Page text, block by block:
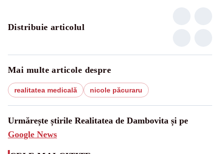
Distribuie articolul
Mai multe articole despre
realitatea medicală nicole păcuraru
Urmărește știrile Realitatea de Dambovita și pe
Google News